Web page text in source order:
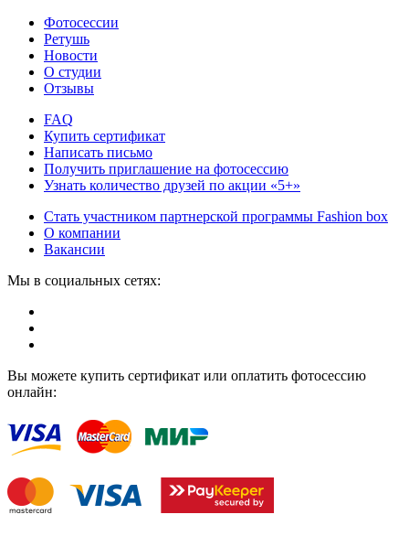
Фотосессии
Ретушь
Новости
О студии
Отзывы
FAQ
Купить сертификат
Написать письмо
Получить приглашение на фотосессию
Узнать количество друзей по акции «5+»
Стать участником партнерской программы Fashion box
О компании
Вакансии
Мы в социальных сетях:
Вы можете купить сертификат или оплатить фотосессию
онлайн: